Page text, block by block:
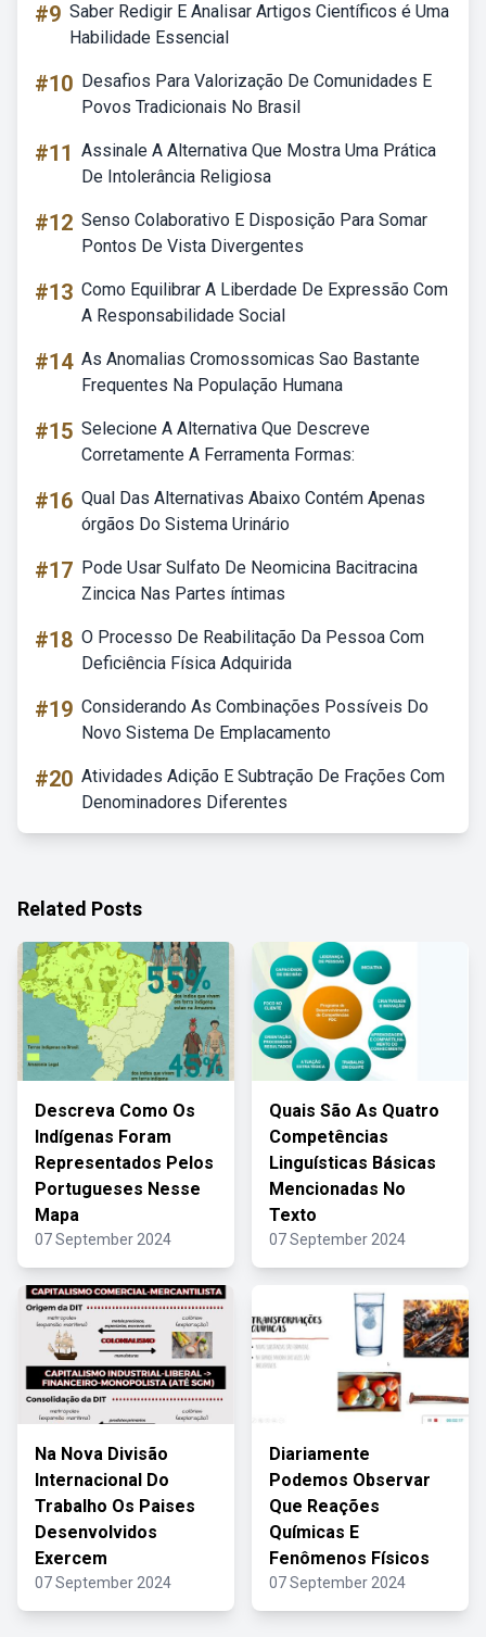
#9 Saber Redigir E Analisar Artigos Científicos é Uma
Habilidade Essencial
#10 Desafios Para Valorização De Comunidades E
Povos Tradicionais No Brasil
#11 Assinale A Alternativa Que Mostra Uma Prática
De Intolerância Religiosa
#12 Senso Colaborativo E Disposição Para Somar
Pontos De Vista Divergentes
#13 Como Equilibrar A Liberdade De Expressão Com
A Responsabilidade Social
#14 As Anomalias Cromossomicas Sao Bastante
Frequentes Na População Humana
#15 Selecione A Alternativa Que Descreve
Corretamente A Ferramenta Formas:
#16 Qual Das Alternativas Abaixo Contém Apenas
órgãos Do Sistema Urinário
#17 Pode Usar Sulfato De Neomicina Bacitracina
Zincica Nas Partes íntimas
#18 O Processo De Reabilitação Da Pessoa Com
Deficiência Física Adquirida
#19 Considerando As Combinações Possíveis Do
Novo Sistema De Emplacamento
#20 Atividades Adição E Subtração De Frações Com
Denominadores Diferentes
Related Posts
Descreva Como Os
Indígenas Foram
Representados Pelos
Portugueses Nesse
Mapa
07 September 2024
Quais São As Quatro
Competências
Linguísticas Básicas
Mencionadas No
Texto
07 September 2024
Na Nova Divisão
Internacional Do
Trabalho Os Paises
Desenvolvidos
Exercem
07 September 2024
Diariamente
Podemos Observar
Que Reações
Químicas E
Fenômenos Físicos
07 September 2024